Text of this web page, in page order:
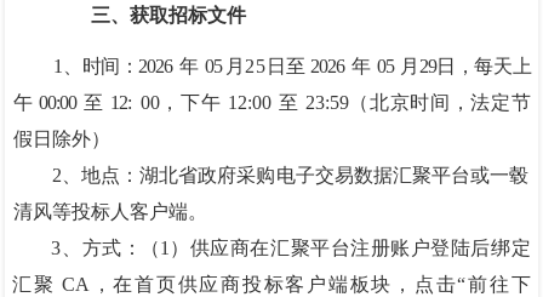
三、获取招标文件
1、时间：2026 年 05 月 25 日至 2026 年 05 月 29日
，每天上
午 00:00 至 12: 00，下午 12:00 至 23:59（北京时间，法定节
假日 除外）
2、地点：湖北省政府采购电子交易数据汇聚平台或一毂
清风等投标人客户端。
3、方式 ：（1）供应商在汇聚平台注册账户登陆后绑定
汇聚 CA，在首页供应商投标客户端板块，点击“前往下